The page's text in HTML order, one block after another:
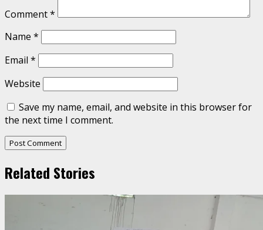
Comment*
Name *
Email *
Website
Save my name, email, and website in this browser for
the next time I comment.
Related Stories